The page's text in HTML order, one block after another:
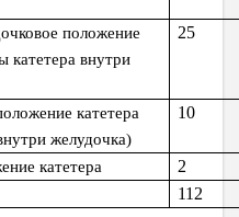
положение
катетера внутри
25
катетера
желудочка)
10
катетера
2
112